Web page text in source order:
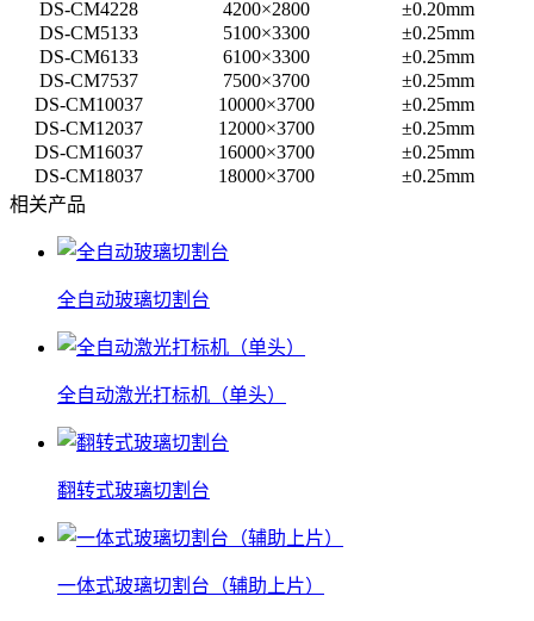
DS-CM4228
4200×2800 ±0.20mm
DS-CM5133
5100×3300 ±0.25mm
DS-CM6133
6100×3300 ±0.25mm
DS-CM7537
7500×3700 ±0.25mm
DS-CM10037
10000×3700 ±0.25mm
DS-CM12037
12000×3700 ±0.25mm
DS-CM16037
16000×3700 ±0.25mm
DS-CM18037
18000×3700 ±0.25mm
相关产品
全自动玻璃切割台
全自动激光打标机（单头）
翻转式玻璃切割台
一体式玻璃切割台（辅助上片）